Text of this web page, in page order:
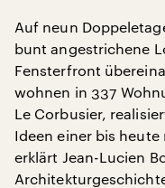
Auf neun
bunt angestrichene
Fensterfront
wohnen in 337
Le Corbusier,
Ideen einer bis
erklärt Jean-Lucien